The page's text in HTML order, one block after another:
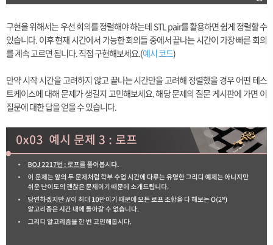
구현을 위해서는 우선 회의를 정렬해야 하는데 STL pair를 활용하면 쉽게 정렬할 수
있습니다. 이후 현재 시간에서 가능한 회의들 중에서 끝나는 시간이 가장 빠른 회의
를 계속 고르면 됩니다. 직접 구현해보세요.(예시 코드)
만약 시작 시간을 고려하지 않고 끝나는 시간만을 고려해 정렬했을 경우 어떤 테스
트케이스에 대해 문제가 생길지 고민해보세요. 해당 문제의 질문 게시판에 가면 이
질문에 대한 답을 얻을 수 있습니다.